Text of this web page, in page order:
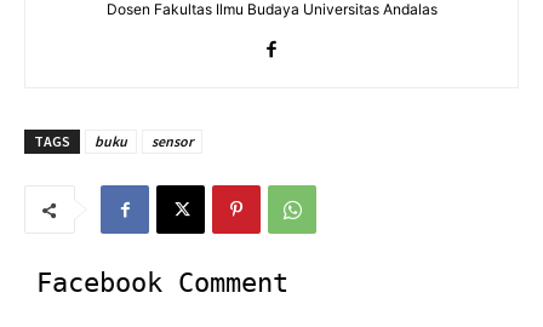
Dosen Fakultas Ilmu Budaya Universitas Andalas
TAGS buku sensor
Facebook Comment